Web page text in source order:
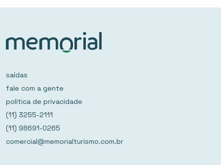
saídas
fale com a gente
política de privacidade
(11) 3255-2111
(11) 98691-0265
comercial@memorialturismo.com.br